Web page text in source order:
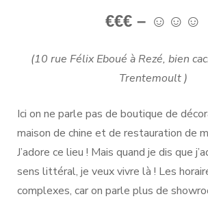
€€€ – ☺☺☺
(10 rue Félix Eboué à Rezé, bien
Trentemoult )
Ici on ne parle pas de boutique de
maison de chine et de restauration de
J’adore ce lieu ! Mais quand je dis que
sens littéral, je veux vivre là ! Les
complexes, car on parle plus de